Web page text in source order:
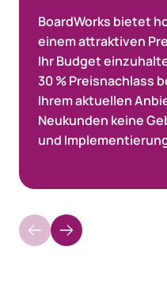
BoardWorks bietet
einem attraktiven
Ihr Budget
30 % Preisnachlass
Ihrem aktuellen
Neukunden keine
und